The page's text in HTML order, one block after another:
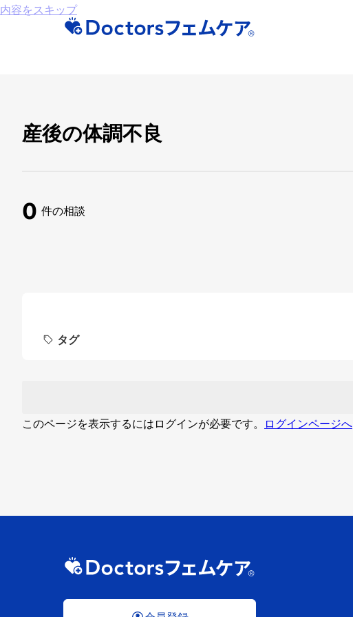
内容をスキップ
産後の体調不良
0 件の相談
タグ
このページを表示するにはログインが必要です。
ログインページへ